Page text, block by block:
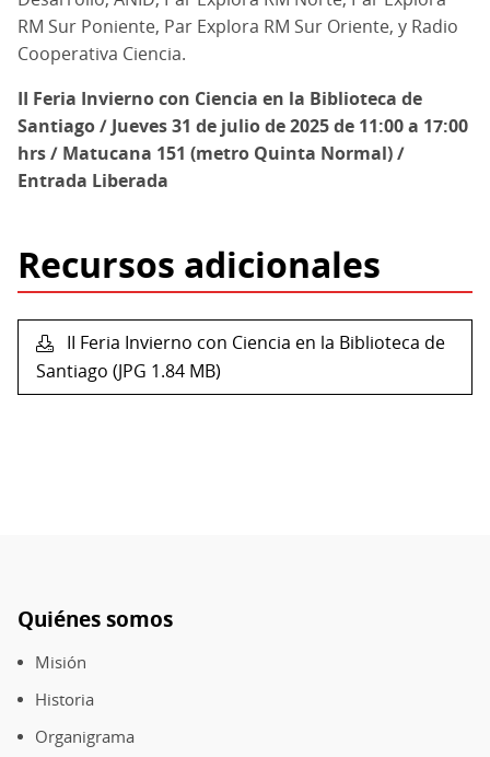
RM Sur Poniente, Par Explora RM Sur Oriente, y Radio
Cooperativa Ciencia.
II Feria Invierno con Ciencia en la Biblioteca de
Santiago / Jueves 31 de julio de 2025 de 11:00 a 17:00
hrs / Matucana 151 (metro Quinta Normal) /
Entrada Liberada
Recursos adicionales
II Feria Invierno con Ciencia en la Biblioteca de
Santiago (JPG 1.84 MB)
Pie
de
página
Quiénes somos
Misión
Historia
Organigrama